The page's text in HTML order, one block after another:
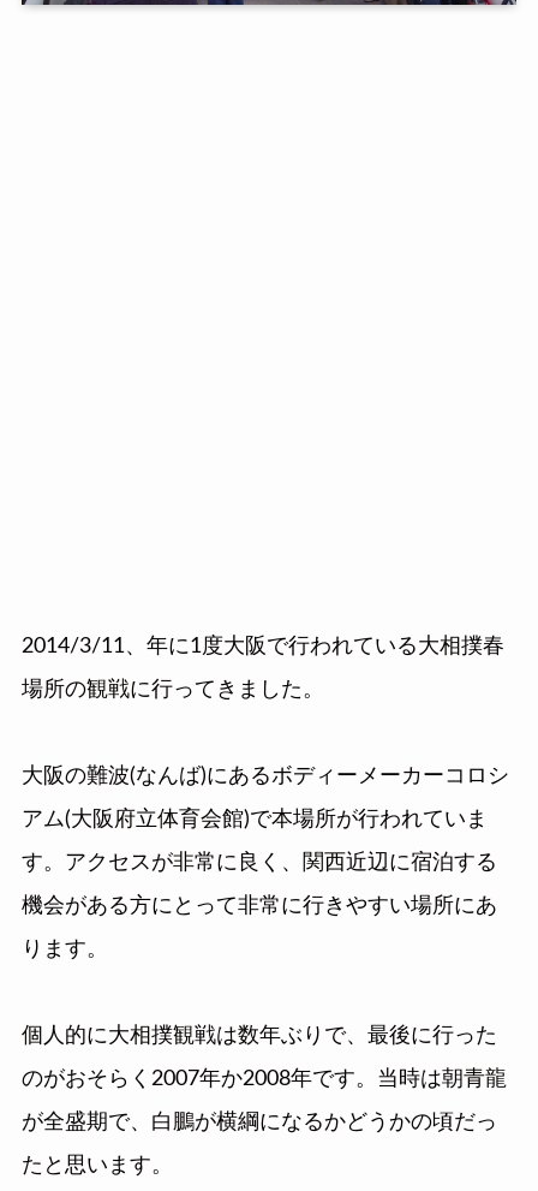
2014/3/11、年に1度大阪で行われている大相撲春
場所の観戦に行ってきました。
大阪の難波(なんば)にあるボディーメーカーコロシ
アム(大阪府立体育会館)で本場所が行われていま
す。アクセスが非常に良く、関西近辺に宿泊する
機会がある方にとって非常に行きやすい場所にあ
ります。
個人的に大相撲観戦は数年ぶりで、最後に行った
のがおそらく2007年か2008年です。当時は朝青龍
が全盛期で、白鵬が横綱になるかどうかの頃だっ
たと思います。